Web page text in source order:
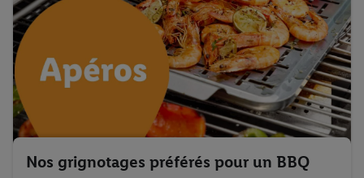
Nos grignotages préférés pour un BBQ